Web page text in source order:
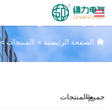
المنتجات
جهاز سكة التوجيه
الصفحة الرئيسية> المنتجات>
جميع المنتجات